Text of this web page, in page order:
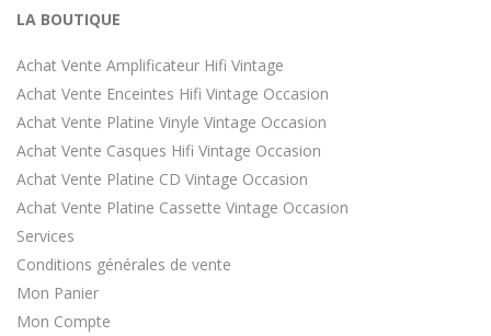
LA BOUTIQUE
Achat Vente Amplificateur Hifi Vintage
Achat Vente Enceintes Hifi Vintage Occasion
Achat Vente Platine Vinyle Vintage Occasion
Achat Vente Casques Hifi Vintage Occasion
Achat Vente Platine CD Vintage Occasion
Achat Vente Platine Cassette Vintage Occasion
Services
Conditions générales de vente
Mon Panier
Mon Compte